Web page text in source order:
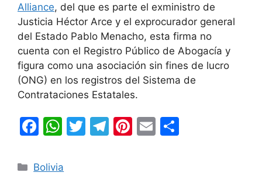
Alliance, del que es parte el exministro de
Justicia Héctor Arce y el exprocurador general
del Estado Pablo Menacho, esta firma no
cuenta con el Registro Público de Abogacía y
figura como una asociación sin fines de lucro
(ONG) en los registros del Sistema de
Contrataciones Estatales.
F
c
W
at
T
T
Pi E
Categorías
Bolivia